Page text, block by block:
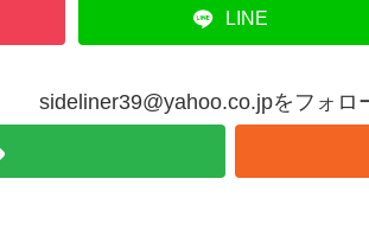
LINE
sideliner39@yahoo.co.jpをフォロ